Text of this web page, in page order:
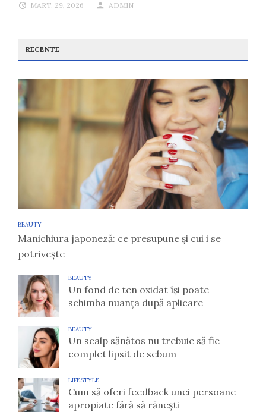
MART. 29, 2026 ADMIN
RECENTE
BEAUTY
Manichiura japoneză: ce presupune și cui i se
potrivește
BEAUTY
Un fond de ten oxidat își poate
schimba nuanța după aplicare
BEAUTY
Un scalp sănătos nu trebuie să fie
complet lipsit de sebum
LIFESTYLE
Cum să oferi feedback unei persoane
apropiate fără să rănești